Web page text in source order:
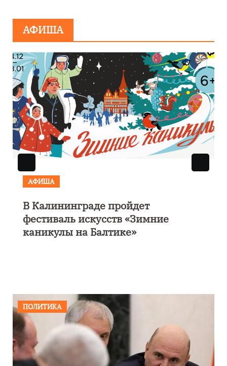
АФИША
АФИША
Выставка «Морской роман под
парусом» откроется 28 ноября в
Калининграде
ПОЛИТИКА